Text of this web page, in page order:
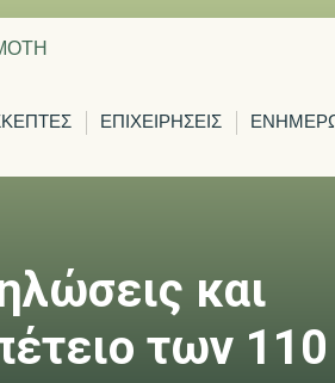
ΕΠΙΧΕΙΡΗΣΕΙΣ
και
των